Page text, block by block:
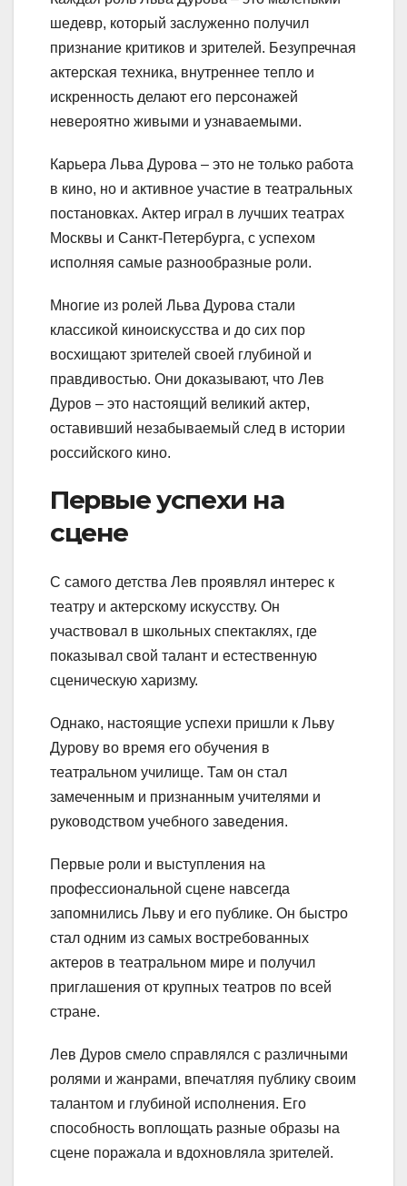
шедевр, который заслуженно получил
признание критиков и зрителей. Безупречная
актерская техника, внутреннее тепло и
искренность делают его персонажей
невероятно живыми и узнаваемыми.
Карьера Льва Дурова – это не только работа
в кино, но и активное участие в театральных
постановках. Актер играл в лучших театрах
Москвы и Санкт-Петербурга, с успехом
исполняя самые разнообразные роли.
Многие из ролей Льва Дурова стали
классикой киноискусства и до сих пор
восхищают зрителей своей глубиной и
правдивостью. Они доказывают, что Лев
Дуров – это настоящий великий актер,
оставивший незабываемый след в истории
российского кино.
Первые успехи на
сцене
С самого детства Лев проявлял интерес к
театру и актерскому искусству. Он
участвовал в школьных спектаклях, где
показывал свой талант и естественную
сценическую харизму.
Однако, настоящие успехи пришли к Льву
Дурову во время его обучения в
театральном училище. Там он стал
замеченным и признанным учителями и
руководством учебного заведения.
Первые роли и выступления на
профессиональной сцене навсегда
запомнились Льву и его публике. Он быстро
стал одним из самых востребованных
актеров в театральном мире и получил
приглашения от крупных театров по всей
стране.
Лев Дуров смело справлялся с различными
ролями и жанрами, впечатляя публику своим
талантом и глубиной исполнения. Его
способность воплощать разные образы на
сцене поражала и вдохновляла зрителей.